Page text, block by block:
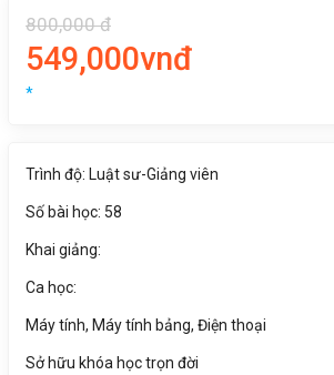
800,000 đ
549,000vnđ
*
Trình độ: Luật sư-Giảng viên
Số bài học: 58
Khai giảng:
Ca học:
Máy tính, Máy tính bảng, Điện thoại
Sở hữu khóa học trọn đời